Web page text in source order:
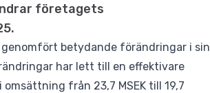
företagets
betydande förändringar i sin
har lett till en effektivare
från 23,7 MSEK till 19,7